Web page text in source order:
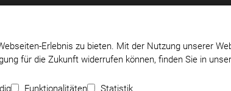
Erlebnis zu bieten. Mit der Nutzung unserer
für die Zukunft widerrufen können, finden Sie in
Funktionalitäten Statistik